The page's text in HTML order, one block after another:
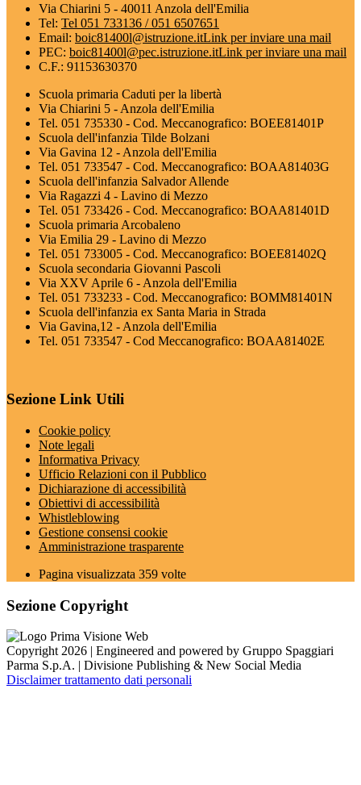
Via Chiarini 5 - 40011 Anzola dell'Emilia
Tel: Tel 051 733136 / 051 6507651
Email: boic81400l@istruzione.itLink per inviare una mail
PEC: boic81400l@pec.istruzione.itLink per inviare una mail
C.F.: 91153630370
Scuola primaria Caduti per la libertà
Via Chiarini 5 - Anzola dell'Emilia
Tel. 051 735330 - Cod. Meccanografico: BOEE81401P
Scuola dell'infanzia Tilde Bolzani
Via Gavina 12 - Anzola dell'Emilia
Tel. 051 733547 - Cod. Meccanografico: BOAA81403G
Scuola dell'infanzia Salvador Allende
Via Ragazzi 4 - Lavino di Mezzo
Tel. 051 733426 - Cod. Meccanografico: BOAA81401D
Scuola primaria Arcobaleno
Via Emilia 29 - Lavino di Mezzo
Tel. 051 733005 - Cod. Meccanografico: BOEE81402Q
Scuola secondaria Giovanni Pascoli
Via XXV Aprile 6 - Anzola dell'Emilia
Tel. 051 733233 - Cod. Meccanografico: BOMM81401N
Scuola dell'infanzia ex Santa Maria in Strada
Via Gavina,12 - Anzola dell'Emilia
Tel. 051 733547 - Cod Meccanografico: BOAA81402E
Sezione Link Utili
Cookie policy
Note legali
Informativa Privacy
Ufficio Relazioni con il Pubblico
Dichiarazione di accessibilità
Obiettivi di accessibilità
Whistleblowing
Gestione consensi cookie
Amministrazione trasparente
Pagina visualizzata 359 volte
Sezione Copyright
Copyright 2026 | Engineered and powered by Gruppo Spaggiari
Parma S.p.A. | Divisione Publishing & New Social Media
Disclaimer trattamento dati personali